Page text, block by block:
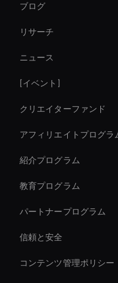
Decision-Making Ai Avatar
Create Digital Human
Real-Time Ai Avatar
Virtual Assistant For
Enterprise Solutions For
ブログ
リサーチ
ニュース
[イベント]
クリエイターファンド
アフィリエイトプログラ
紹介プログラム
教育プログラム
パートナープログラム
信頼と安全
コンテンツ管理ポリシー